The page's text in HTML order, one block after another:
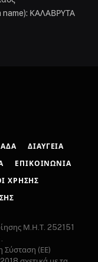
name): ΚΑΛΑΒΡΥΤΑ
ΔΙΑΎΓΕΙΑ
ΕΠΙΚΟΙΝΩΝΊΑ
ΧΡΉΣΗΣ
Μ.Η.Τ. 252151
Σύσταση (ΕΕ)